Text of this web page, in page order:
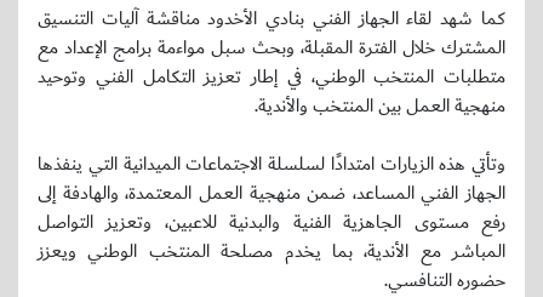
كما شهد لقاء الجهاز الفني بنادي الأخدود مناقشة آليات التنسيق
المشترك خلال الفترة المقبلة، وبحث سبل مواءمة برامج الإعداد مع
متطلبات المنتخب الوطني، في إطار تعزيز التكامل الفني وتوحيد
منهجية العمل بين المنتخب والأندية.
وتأتي هذه الزيارات امتدادًا لسلسلة الاجتماعات الميدانية التي ينفذها
الجهاز الفني المساعد، ضمن منهجية العمل المعتمدة، والهادفة إلى
رفع مستوى الجاهزية الفنية والبدنية للاعبين، وتعزيز التواصل
المباشر مع الأندية، بما يخدم مصلحة المنتخب الوطني ويعزز
حضوره التنافسي.